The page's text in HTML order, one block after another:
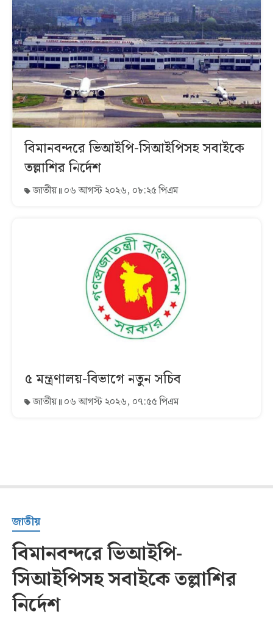
বিমানবন্দরে ভিআইপি-সিআইপিসহ সবাইকে
তল্লাশির নির্দেশ
জাতীয় ০৬ আগস্ট ২০২৬, ০৮:২৫ পিএম
৫ মন্ত্রণালয়-বিভাগে নতুন সচিব
জাতীয় ০৬ আগস্ট ২০২৬, ০৭:৫৫ পিএম
জাতীয়
বিমানবন্দরে ভিআইপি-
সিআইপিসহ সবাইকে তল্লাশির
নির্দেশ